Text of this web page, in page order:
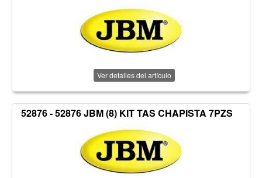
Ver detalles del artículo
52876 - 52876 JBM (8) KIT TAS CHAPISTA 7PZS